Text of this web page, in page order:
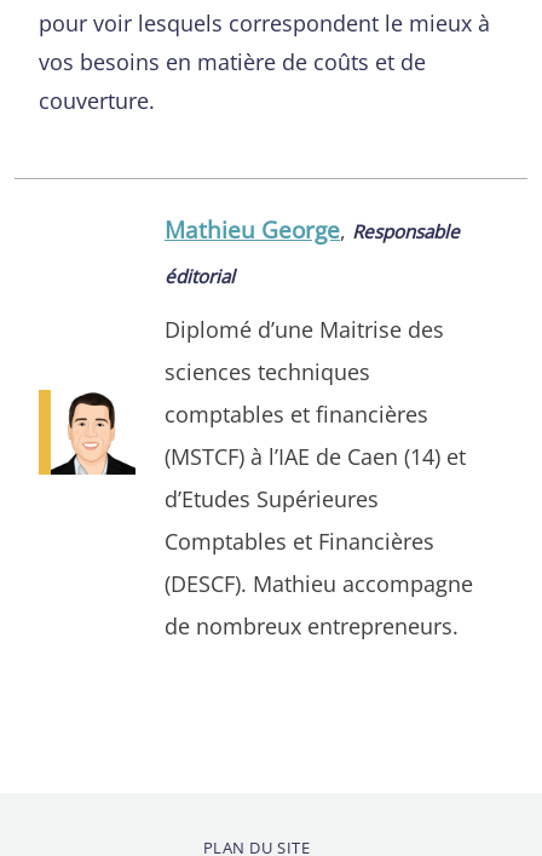
pour voir lesquels correspondent le mieux à
vos besoins en matière de coûts et de
couverture.
Mathieu George, Responsable
éditorial
Diplomé d’une Maitrise des
sciences techniques
comptables et financières
(MSTCF) à l’IAE de Caen (14) et
d’Etudes Supérieures
Comptables et Financières
(DESCF). Mathieu accompagne
de nombreux entrepreneurs.
PLAN DU SITE